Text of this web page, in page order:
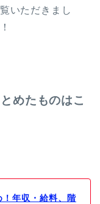
いただきまし
めたものはこ
！年収・給料、階